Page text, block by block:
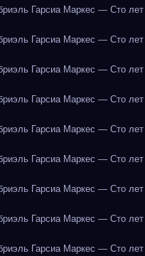
Гарсиа Маркес — Сто лет
Гарсиа Маркес — Сто лет
Гарсиа Маркес — Сто лет
Гарсиа Маркес — Сто лет
Гарсиа Маркес — Сто лет
Гарсиа Маркес — Сто лет
Гарсиа Маркес — Сто лет
Гарсиа Маркес — Сто лет
Гарсиа Маркес — Сто лет